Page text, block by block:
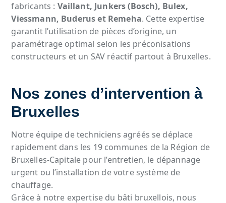
fabricants : Vaillant, Junkers (Bosch), Bulex,
Viessmann, Buderus et Remeha. Cette expertise
garantit l’utilisation de pièces d’origine, un
paramétrage optimal selon les préconisations
constructeurs et un SAV réactif partout à Bruxelles.
Nos zones d’intervention à
Bruxelles
Notre équipe de techniciens agréés se déplace
rapidement dans les 19 communes de la Région de
Bruxelles-Capitale pour l’entretien, le dépannage
urgent ou l’installation de votre système de
chauffage.
Grâce à notre expertise du bâti bruxellois, nous